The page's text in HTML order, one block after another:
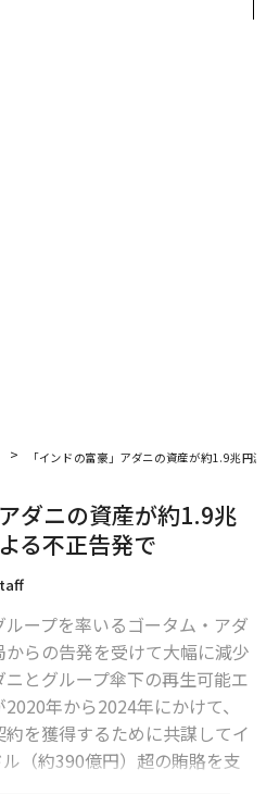
最新号の購入はこちらから
約1.9兆円減少、米当局による不正告発で
「インドの富豪」アダニの資産が約1.9兆円減
ダニの資産が約1.9兆
る不正告発で
ープを率いるゴータム・アダ
らの告発を受けて大幅に減少
とグループ傘下の再生可能エ
年から2024年にかけて、
を獲得するために共謀してイ
（約390億円）超の賄賂を支
を起訴した。